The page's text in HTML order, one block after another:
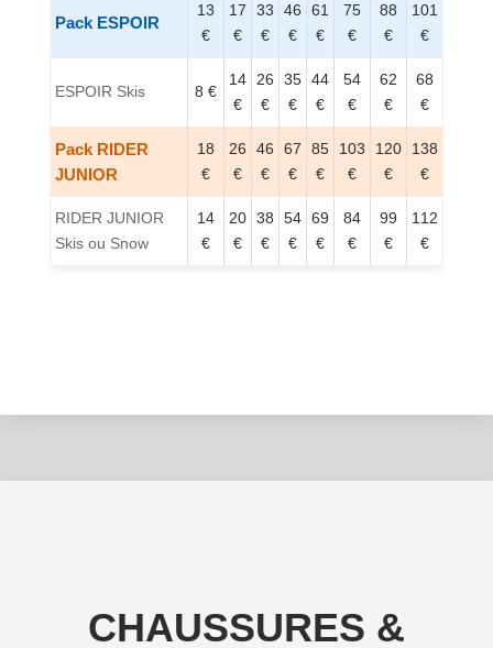
Pack ESPOIR
13
€
17
€
33
€
46
€
61
€
75
€
88
€
101
€
ESPOIR Skis 8 €
14
€
26
€
35
€
44
€
54
€
62
€
68
€
Pack RIDER
JUNIOR
18
€
26
€
46
€
67
€
85
€
103
€
120
€
138
€
RIDER JUNIOR
Skis ou Snow
14
€
20
€
38
€
54
€
69
€
84
€
99
€
112
€
CHAUSSURES &